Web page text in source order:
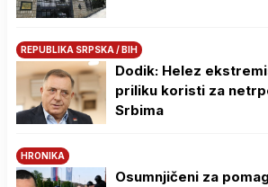
REPUBLIKA SRPSKA / BIH
Dodik: Helez
priliku koristi za
Srbima
HRONIKA
Osumnjičeni za